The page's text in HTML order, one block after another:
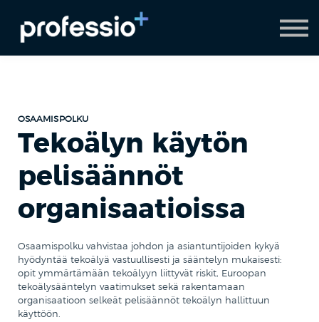
AI Coach
Pyydä demo
Hanki Professio+
OSAAMISPOLKU
Tekoälyn käytön
pelisäännöt
organisaatioissa
Osaamispolku vahvistaa johdon ja asiantuntijoiden kykyä
hyödyntää tekoälyä vastuullisesti ja sääntelyn mukaisesti:
opit ymmärtämään tekoälyyn liittyvät riskit, Euroopan
tekoälysääntelyn vaatimukset sekä rakentamaan
organisaatioon selkeät pelisäännöt tekoälyn hallittuun
käyttöön.